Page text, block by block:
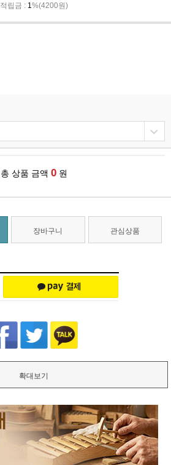
적립금 : 1%(4200원)
총 상품 금액 0 원
장바구니 관심상품
확대보기